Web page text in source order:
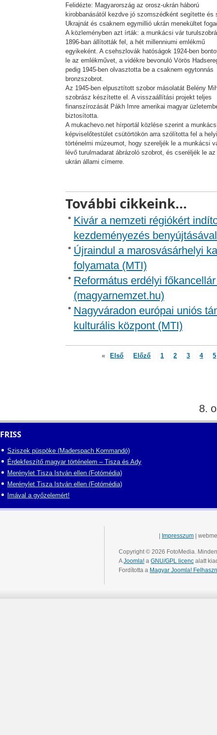
Felidézte: Magyarország az orosz-ukrán háború
kirobbanásától kezdve jó szomszédként segítette és
Ukrajnát és csaknem egymillió ukrán menekültet
A közleményben azt írták: a munkácsi vár
1896-ban állították fel, a hét millenniumi emlékmű
egyikeként. A csehszlovák hatóságok 1924-ben
le az emlékművet, a vidékre bevonuló Vörös
pedig 1945-ben olvasztotta be a csaknem egytonnás
bronzszobrot.
Az 1945-ben elpusztított szobor másolatát Belény
szobrász készítette el. A visszaállítási projekt teljes
finanszírozását Pákh Imre amerikai magyar
biztosította.
A mukachevo.net hírportál közlése szerint a
képviselőtestület csütörtökön arra szólította fel a helyi
történelmi múzeumot, hogy szereljék le a munkácsi
lévő turulmadarat ábrázoló szobrot, és cseréljék le az
ukrán állami címerre.
További cikkeink...
Kivár a nemzeti régiókért
kezdeményezés
Újraindul a marosvásárhelyi
folyamata (MTI)
Református erdélyi
(magyarnemzet.hu)
Nagyváradon európai uniós
kulturális központ (MTI)
« Első Előző 1 2 3 4 5
8.
FRISS
Sziszek püspöke (Maderspach Kommandó)
Érdekfeszítő magyar történelem – Tisza és Ady
Merénylet Tisza István ellen (Fotómédia)
Merénylet Tisza István ellen (Fotómédia)
Imával a győzelemért!
Impresszum |
Copyright © 2026 FotoMedia.
AJoomla! a GNU/GPL licenc alatt
Fordította a Magyar Joomla!